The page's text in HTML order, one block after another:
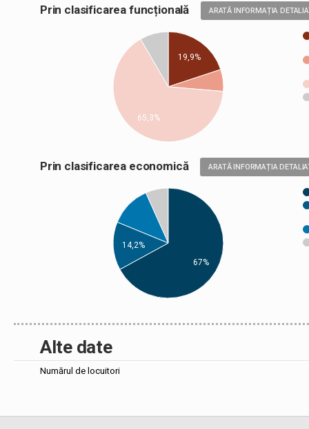
Prin clasificarea funcțională ARATĂ INFORMAȚIA
19,9%
65,3%
Prin clasificarea economică ARATĂ INFORMAȚIA
14,2%
67%
Alte date
Numărul de locuitori